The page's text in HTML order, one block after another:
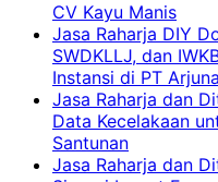
CV Kayu Manis
Jasa Raharja DIY
SWDKLLJ, dan
Instansi di PT
Jasa Raharja dan
Data Kecelakaan
Santunan
Jasa Raharja dan